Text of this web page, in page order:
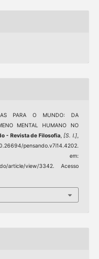
PARA O MUNDO: DA
MENTAL HUMANO NO
- Revista de Filosofia,[S. l.],
pensando.v7i14.4202.
em:
article/view/3342. Acesso